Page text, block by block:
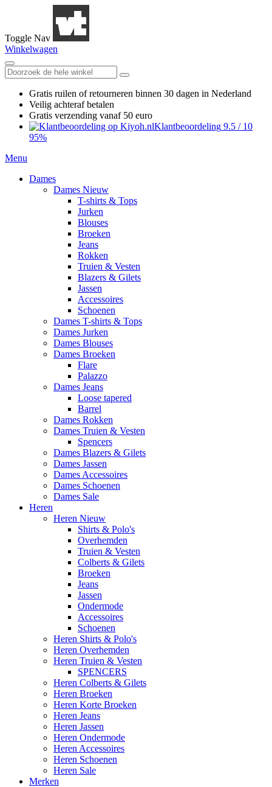
Toggle Nav
Winkelwagen
Gratis ruilen of retourneren binnen 30 dagen in Nederland
Veilig achteraf betalen
Gratis verzending vanaf 50 euro
Klantbeoordeling 9.5 / 10
95%
Menu
Dames
Dames Nieuw
T-shirts & Tops
Jurken
Blouses
Broeken
Jeans
Rokken
Truien & Vesten
Blazers & Gilets
Jassen
Accessoires
Schoenen
Dames T-shirts & Tops
Dames Jurken
Dames Blouses
Dames Broeken
Flare
Palazzo
Dames Jeans
Loose tapered
Barrel
Dames Rokken
Dames Truien & Vesten
Spencers
Dames Blazers & Gilets
Dames Jassen
Dames Accessoires
Dames Schoenen
Dames Sale
Heren
Heren Nieuw
Shirts & Polo's
Overhemden
Truien & Vesten
Colberts & Gilets
Broeken
Jeans
Jassen
Ondermode
Accessoires
Schoenen
Heren Shirts & Polo's
Heren Overhemden
Heren Truien & Vesten
SPENCERS
Heren Colberts & Gilets
Heren Broeken
Heren Korte Broeken
Heren Jeans
Heren Jassen
Heren Ondermode
Heren Accessoires
Heren Schoenen
Heren Sale
Merken